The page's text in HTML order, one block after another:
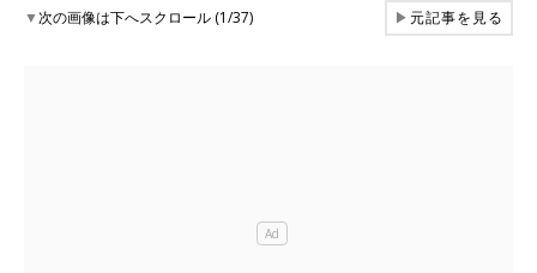
▼次の画像は下へスクロール (1/37) ▶元記事を見る